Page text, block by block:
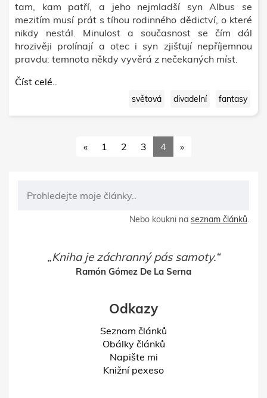
tam, kam patří, a jeho nejmladší syn Albus se
mezitím musí prát s tíhou rodinného dědictví, o které
nikdy nestál. Minulost a současnost se čím dál
hrozivěji prolínají a otec i syn zjišťují nepříjemnou
pravdu: temnota někdy vyvěrá z nečekaných míst.
Číst celé..
světová divadelní fantasy
« 1 2 3 4 »
Nebo koukni na seznam článků.
Kniha je záchranný pás samoty.
Ramón Gómez De La Serna
Odkazy
Seznam článků
Obálky článků
Napište mi
Knižní pexeso